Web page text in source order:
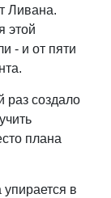
Ливана.
этой
- и от пяти
раз создало
плана
в